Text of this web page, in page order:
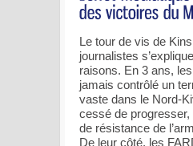
Le tour de vis de
journalistes
raisons. En 3 ans,
jamais contrôlé un
vaste dans le Nord-
cessé de
de résistance de
De leur côté, les